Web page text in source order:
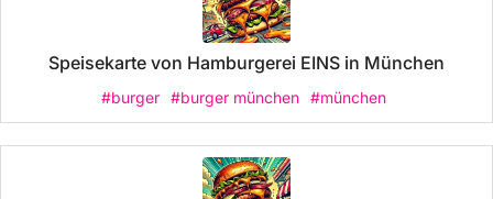
Speisekarte von Hamburgerei EINS in München
#burger #burger münchen #münchen